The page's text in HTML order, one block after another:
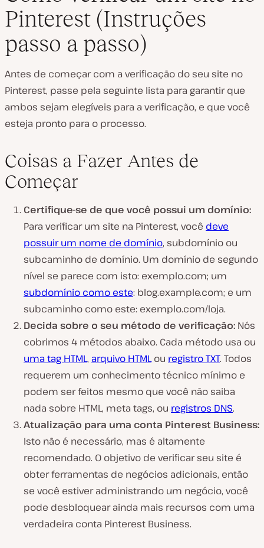
Pinterest (Instruções
passo a passo)
Antes de começar com a verificação do seu site no
Pinterest, passe pela seguinte lista para garantir que
ambos sejam elegíveis para a verificação, e que você
esteja pronto para o processo.
Coisas a Fazer Antes de
Começar
Certifique-se de que você possui um domínio:
Para verificar um site na Pinterest, você deve
possuir um nome de domínio, subdomínio ou
subcaminho de domínio. Um domínio de segundo
nível se parece com isto: exemplo.com; um
subdomínio como este: blog.example.com; e um
subcaminho como este: exemplo.com/loja.
Decida sobre o seu método de verificação: Nós
cobrimos 4 métodos abaixo. Cada método usa ou
uma tag HTML, arquivo HTMLou registro TXT. Todos
requerem um conhecimento técnico mínimo e
podem ser feitos mesmo que você não saiba
nada sobre HTML, meta tags, ou registros DNS.
Atualização para uma conta Pinterest Business:
Isto não é necessário, mas é altamente
recomendado. O objetivo de verificar seu site é
obter ferramentas de negócios adicionais, então
se você estiver administrando um negócio, você
pode desbloquear ainda mais recursos com uma
verdadeira conta Pinterest Business.